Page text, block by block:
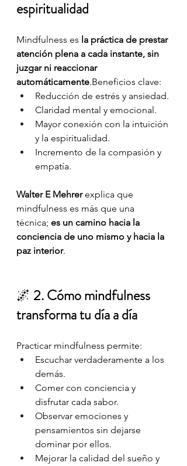
espiritualidad
Mindfulness es la práctica de prestar
atención plena a cada instante, sin
juzgar ni reaccionar
automáticamente.Beneficios clave:
Reducción de estrés y ansiedad.
Claridad mental y emocional.
Mayor conexión con la intuición
y la espiritualidad.
Incremento de la compasión y
empatía.
Walter E Mehrer explica que
mindfulness es más que una
técnica; es un camino hacia la
conciencia de uno mismo y hacia la
paz interior.
🌌 2. Cómo mindfulness
transforma tu día a día
Practicar mindfulness permite:
Escuchar verdaderamente a los
demás.
Comer con conciencia y
disfrutar cada sabor.
Observar emociones y
pensamientos sin dejarse
dominar por ellos.
Mejorar la calidad del sueño y